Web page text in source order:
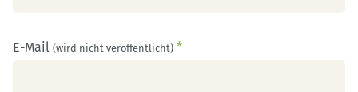
E-Mail (wird nicht veröffentlicht) *